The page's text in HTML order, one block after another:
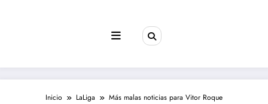
Inicio LaLiga Más malas noticias para Vitor Roque